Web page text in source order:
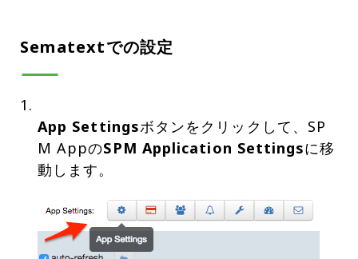
Sematextでの設定
App Settingsボタンをクリックして、SP
M AppのSPM Application Settingsに移